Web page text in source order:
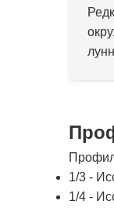
1/3 -
1/4 -